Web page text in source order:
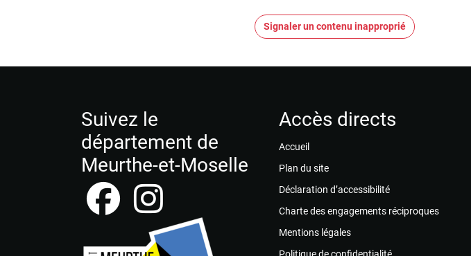
Signaler un contenu inapproprié
Suivez le
département de
Meurthe-et-Moselle
Accès directs
Accueil
Plan du site
Déclaration d’accessibilité
Charte des engagements réciproques
Mentions légales